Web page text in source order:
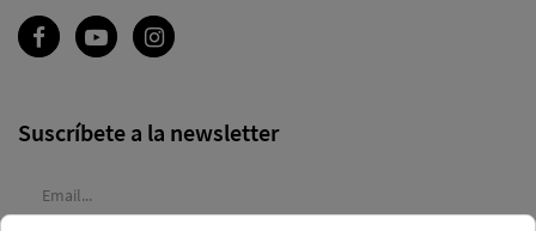
Suscríbete a la newsletter